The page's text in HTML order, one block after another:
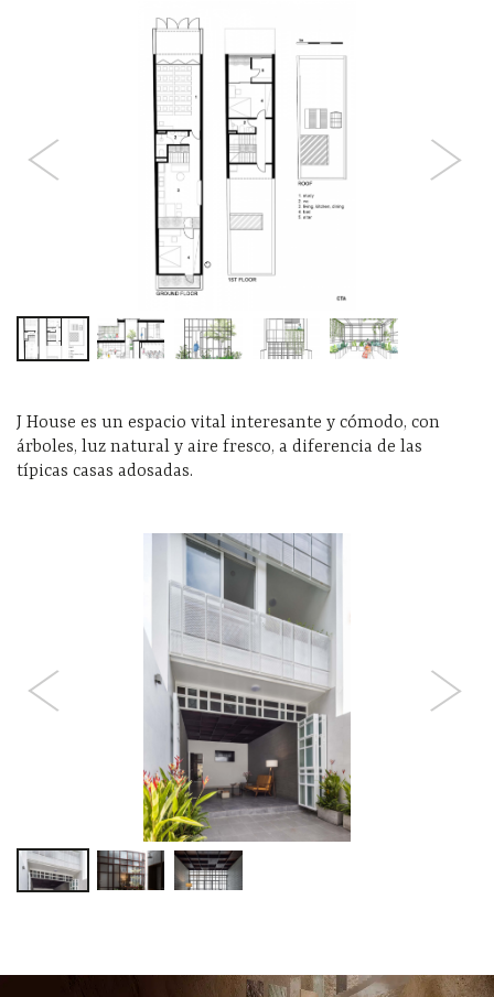
J House es un espacio vital interesante y cómodo, con
árboles, luz natural y aire fresco, a diferencia de las
típicas casas adosadas.